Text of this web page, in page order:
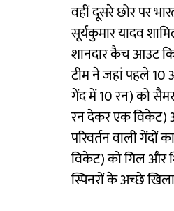
वहीं दूसरे छोर पर
सूर्यकुमार यादव
शानदार कैच आउट
टीम ने जहां पहले 10
गेंद में 10 रन) को
रन देकर एक विकेट)
परिवर्तन वाली
विकेट) को गिल और
स्पिनरों के अच्छे